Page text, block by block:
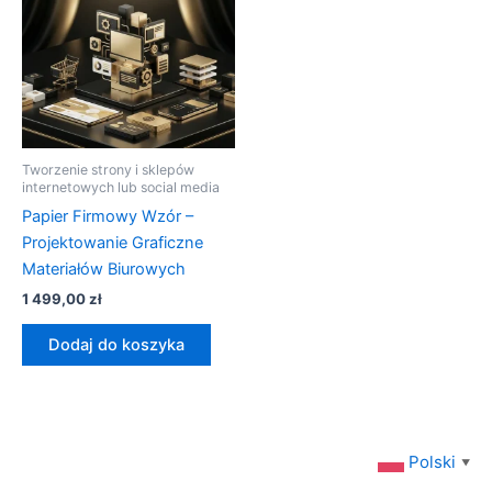
Tworzenie strony i sklepów
internetowych lub social media
Papier Firmowy Wzór –
Projektowanie Graficzne
Materiałów Biurowych
1 499,00zł
Dodaj do koszyka
Polski ▼